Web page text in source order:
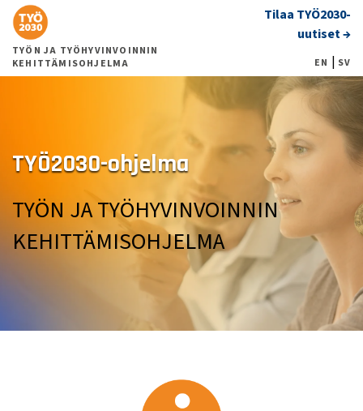
Siirry
suoraan
sisältöön
TYÖN JA TYÖHYVINVOINNIN
KEHITTÄMISOHJELMA
Tilaa TYÖ2030-
uutiset →
EN | SV
TYÖ2030-ohjelma
TYÖN JA TYÖHYVINVOINNIN
KEHITTÄMISOHJELMA